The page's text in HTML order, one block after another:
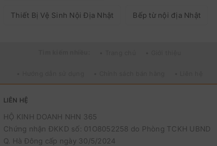
Thiết Bị Vệ Sinh Nội Địa Nhật Bếp từ nội địa Nhật
LIÊN HỆ
HỘ KINH DOANH NHN 365
Chứng nhận ĐKKD số: 01O8052258 do Phòng TCKH UBND
Q. Hà Đông cấp ngày 30/5/2024